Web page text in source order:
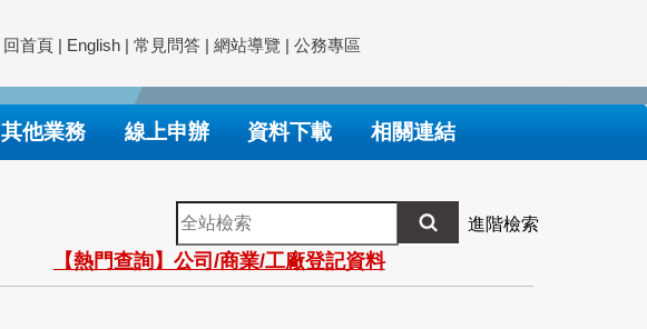
回首頁 | English | 常見問答 | 網站導覽 | 公務專區
其他業務 線上申辦 資料下載 相關連結
全
站
檢
索
進階檢索
【熱門查詢】公司/商業/工廠登記資料